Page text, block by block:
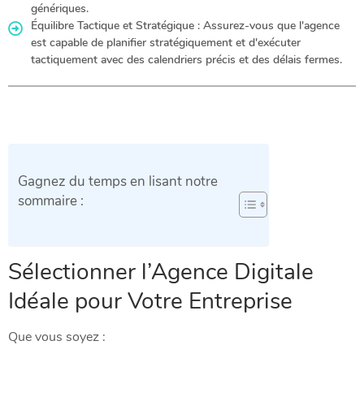
génériques.
Équilibre Tactique et Stratégique : Assurez-vous que l'agence
est capable de planifier stratégiquement et d'exécuter
tactiquement avec des calendriers précis et des délais fermes.
Gagnez du temps en lisant notre
sommaire :
Sélectionner l’Agence Digitale
Idéale pour Votre Entreprise
Que vous soyez :